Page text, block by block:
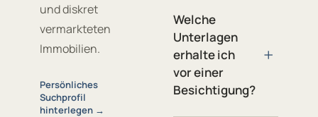
und diskret
vermarkteten
Immobilien.
Persönliches
Suchprofil
hinterlegen →
Welche
Unterlagen
erhalte ich
vor einer
Besichtigung?
+